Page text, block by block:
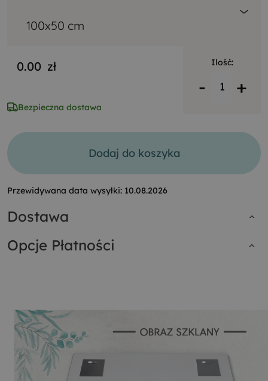
100x50 cm
0.00 zł
Bezpieczna dostawa
Ilość:
- +
Dodaj do koszyka
Przewidywana data wysyłki: 10.08.2026
Dostawa
Opcje Płatności